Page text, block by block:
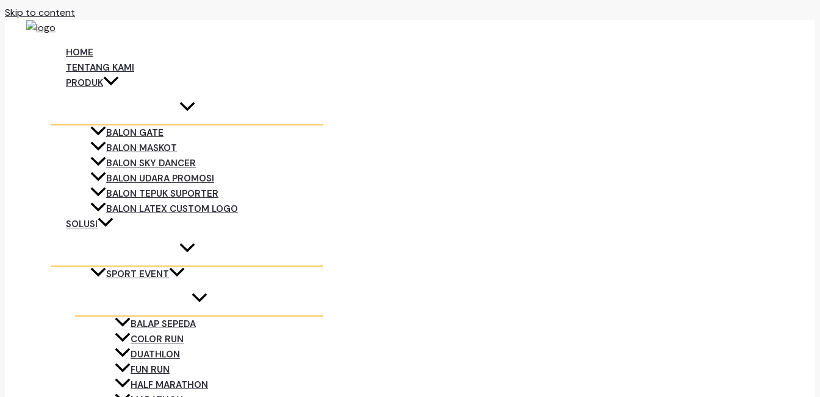
Skip to content
HOME
TENTANG KAMI
PRODUK
BALON GATE
BALON MASKOT
BALON SKY DANCER
BALON UDARA PROMOSI
BALON TEPUK SUPORTER
BALON LATEX CUSTOM LOGO
SOLUSI
SPORT EVENT
BALAP SEPEDA
COLOR RUN
DUATHLON
FUN RUN
HALF MARATHON